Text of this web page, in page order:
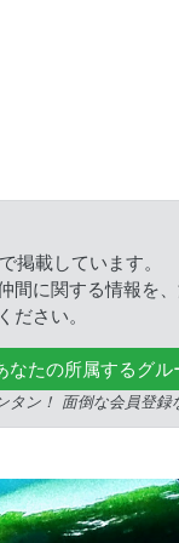
掲載しています。
に関する情報を
ださい。
なたの所属するグル
タン！ 面倒な会員登録